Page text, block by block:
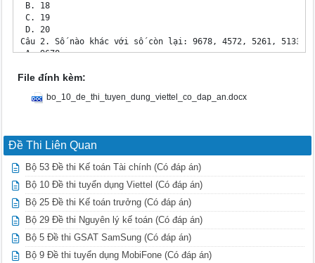
B. 18
C. 19
D. 20
Câu 2. Số nào khác với số còn lại: 9678, 4572, 5261, 5133,
A. 9678
C. 3527
Câu 3. Có 2 vòi nước A và B. Vòi A chảy ½ bể trong thời
B. 2h
C. 3h
D. 4h
Câu 4. Tìm dãy số khác biệt?
A. A
DeThiTuyenDung.com Bộ 10 Đề thi tuyển dụng Viettel (Có đáp
B. B
C. C
D. D
Câu 5. Số nào trong dấu ?
A. 2
File đính kèm:
bo_10_de_thi_tuyen_dung_viettel_co_dap_an.docx
Đề Thi Liên Quan
Bộ 53 Đề thi Kế toán Tài chính (Có đáp án)
Bộ 10 Đề thi tuyển dụng Viettel (Có đáp án)
Bộ 25 Đề thi Kế toán trưởng (Có đáp án)
Bộ 29 Đề thi Nguyên lý kế toán (Có đáp án)
Bộ 5 Đề thi GSAT SamSung (Có đáp án)
Bộ 9 Đề thi tuyển dụng MobiFone (Có đáp án)